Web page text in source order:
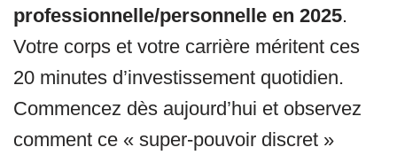
professionnelle/personnelle en 2025.
Votre corps et votre carrière méritent ces
20 minutes d’investissement quotidien.
Commencez dès aujourd’hui et observez
comment ce « super-pouvoir discret »